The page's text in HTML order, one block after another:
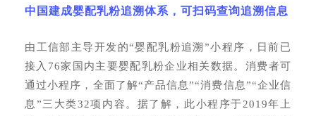
中国建成婴配乳粉追溯体系，可扫码查询追溯信息
由工信部主导开发的“婴配乳粉追溯”小程序，日前已
接入76家国内主要婴配乳粉企业相关数据。消费者可
通过小程序，全面了解“产品信息”“消费信息”“企业信
息”三大类32项内容。据了解，此小程序于2019年上